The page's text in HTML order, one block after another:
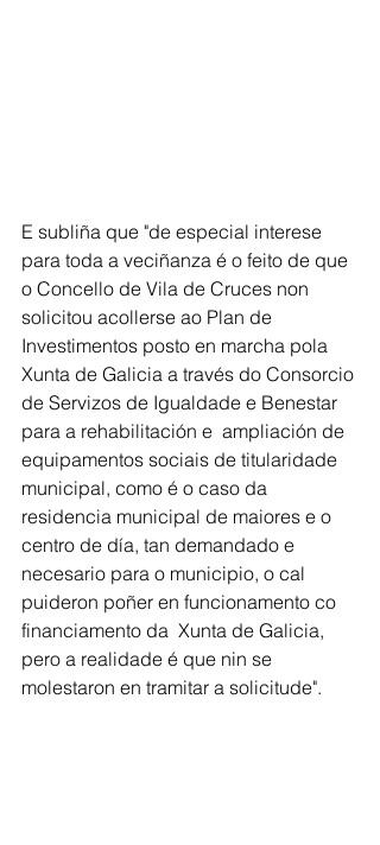
E subliña que "de especial interese
para toda a veciñanza é o feito de que
o Concello de Vila de Cruces non
solicitou acollerse ao Plan de
Investimentos posto en marcha pola
Xunta de Galicia a través do Consorcio
de Servizos de Igualdade e Benestar
para a rehabilitación e  ampliación de
equipamentos sociais de titularidade
municipal, como é o caso da
residencia municipal de maiores e o
centro de día, tan demandado e
necesario para o municipio, o cal
puideron poñer en funcionamento co
financiamento da  Xunta de Galicia,
pero a realidade é que nin se
molestaron en tramitar a solicitude".